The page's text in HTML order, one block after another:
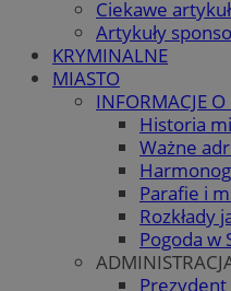
Ciekawe
Artykuły
KRYMINALNE
MIASTO
INFORMACJE O
Historia
Ważne
Parafie i
Rozkłady
Pogoda w